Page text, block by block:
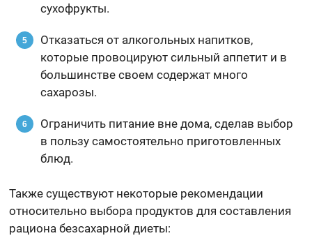
сухофрукты.
Отказаться от алкогольных напитков,
которые провоцируют сильный аппетит и в
большинстве своем содержат много
сахарозы.
Ограничить питание вне дома, сделав выбор
в пользу самостоятельно приготовленных
блюд.
Также существуют некоторые рекомендации
относительно выбора продуктов для составления
рациона безсахарной диеты: